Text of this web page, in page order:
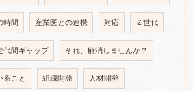
時間 産業医との連携 対応 Ｚ世代
代間ギャップ それ、解消しませんか？
ること 組織開発 人材開発